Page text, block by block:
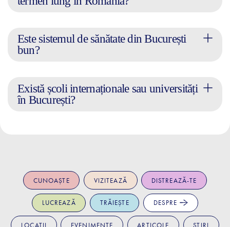
Este sistemul de sănătate din București
bun?
Există școli internaționale sau universități
în București?
CUNOAȘTE VIZITEAZĂ DISTREAZĂ-TE
LUCREAZĂ TRĂIEȘTE DESPRE
LOCAȚII EVENIMENTE ARTICOLE ȘTIRI